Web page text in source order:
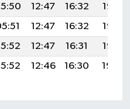
12:47 16:32
19:35
12:47 16:32
19:33
12:47 16:31
19:32
12:46 16:30 19:30